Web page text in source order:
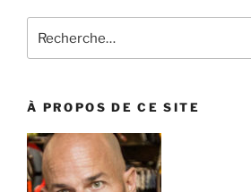
pour
À PROPOS DE CE SITE